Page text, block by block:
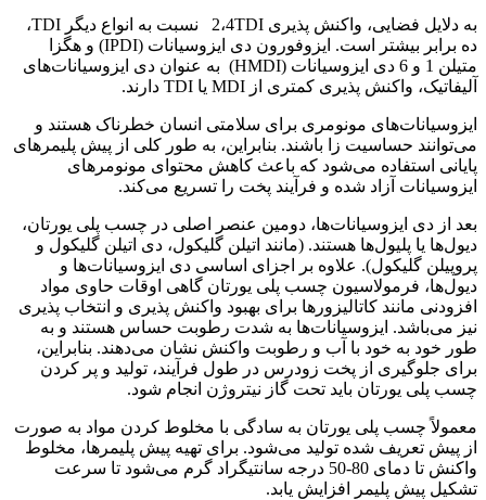
به دلایل فضایی، واکنش پذیری 2،4TDI نسبت به انواع دیگر TDI،
ده برابر بیشتر است. ایزوفورون دی ایزوسیانات (IPDI) و هگزا
متیلن 1 و 6 دی ایزوسیانات (HMDI) به عنوان دی ایزوسیانات‌های
آلیفاتیک، واکنش پذیری کمتری از MDI یا TDI دارند.
ایزوسیانات‌های مونومری برای سلامتی انسان خطرناک هستند و
می‌توانند حساسیت زا باشند. بنابراین، به طور کلی از پیش پلیمرهای
پایانی استفاده می‌شود که باعث کاهش محتوای مونومرهای
ایزوسیانات آزاد شده و فرآیند پخت را تسریع می‌کند.
بعد از دی ایزوسیانات‌ها، دومین عنصر اصلی در چسب پلی یورتان،
دیول‌ها یا پلیول‌ها هستند. (مانند اتیلن گلیکول، دی اتیلن گلیکول و
پروپیلن گلیکول). علاوه بر اجزای اساسی دی ایزوسیانات‌ها و
دیول‌ها، فرمولاسیون چسب پلی یورتان گاهی اوقات حاوی مواد
افزودنی مانند کاتالیزورها برای بهبود واکنش پذیری و انتخاب پذیری
نیز می‌باشد. ایزوسیانات‌ها به شدت رطوبت حساس هستند و به
طور خود به خود با آب و رطوبت واکنش نشان می‌دهند. بنابراین،
برای جلوگیری از پخت زودرس در طول فرآیند، تولید و پر کردن
چسب پلی یورتان باید تحت گاز نیتروژن انجام شود.
معمولاً چسب پلی یورتان به سادگی با مخلوط کردن مواد به صورت
از پیش تعریف شده تولید می‌شود. برای تهیه پیش پلیمرها، مخلوط
واکنش تا دمای 80-50 درجه سانتیگراد گرم می‌شود تا سرعت
تشکیل پیش پلیمر افزایش یابد.